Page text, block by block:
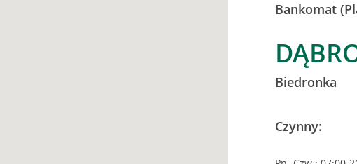
Bankomat
Biedronka
Czynny: